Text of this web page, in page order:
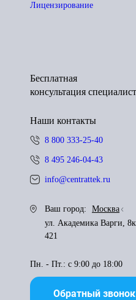
Лицензирование
Бесплатная
консультация
Наши контакты
8 800 333-25-40
8 495 246-04-43
info@centrattek.ru
Ваш город:
Москва
ул. Академика Варги,
421
Пн. - Пт.: с 9:00 до 18:00
Обратный звонок